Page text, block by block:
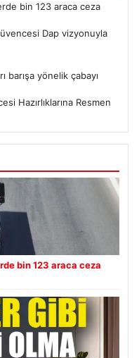
bin 123 araca ceza
Dap vizyonuyla
barışa yönelik çabayı
Hazırlıklarına Resmen
bin 123 araca ceza